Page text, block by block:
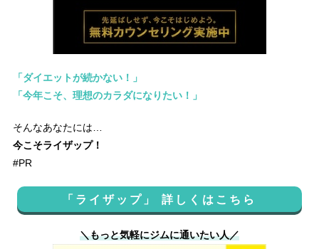
「ダイエットが続かない！」
「今年こそ、理想のカラダになりたい！」
そんなあなたには…
今こそライザップ！
#PR
「ライザップ」 詳しくはこちら
＼もっと気軽にジムに通いたい人／